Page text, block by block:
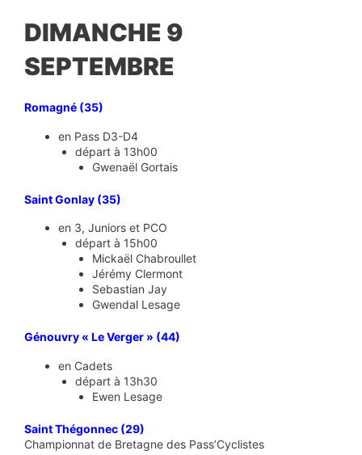
DIMANCHE 9
SEPTEMBRE
Romagné (35)
en Pass D3-D4
départ à 13h00
Gwenaël Gortais
Saint Gonlay (35)
en 3, Juniors et PCO
départ à 15h00
Mickaël Chabroullet
Jérémy Clermont
Sebastian Jay
Gwendal Lesage
Génouvry « Le Verger » (44)
en Cadets
départ à 13h30
Ewen Lesage
Saint Thégonnec (29)
Championnat de Bretagne des Pass’Cyclistes